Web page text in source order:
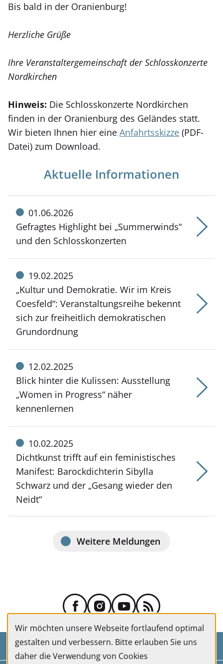
Bis bald in der Oranienburg!
Herzliche Grüße
Ihre Veranstaltergemeinschaft der Schlosskonzerte
Nordkirchen
Hinweis: Die Schlosskonzerte Nordkirchen
finden in der Oranienburg des Geländes statt.
Wir bieten Ihnen hier eine Anfahrtsskizze (PDF-
Datei) zum Download.
Aktuelle Informationen
Meldung
vom:
01.06.2026
Gefragtes Highlight bei „Summerwinds“
und den Schlosskonzerten
Meldung
vom:
19.02.2025
„Kultur und Demokratie. Wir im Kreis
Coesfeld“: Veranstaltungsreihe bekennt
sich zur freiheitlich demokratischen
Grundordnung
Meldung
vom:
12.02.2025
Blick hinter die Kulissen: Ausstellung
„Women in Progress“ näher
kennenlernen
Meldung
vom:
10.02.2025
Dichtkunst trifft auf ein feministisches
Manifest: Barockdichterin Sibylla
Schwarz und der „Gesang wieder den
Neidt“
Weitere Meldungen
Kontakt
Wir möchten unsere Webseite fortlaufend optimal
gestalten und verbessern. Bitte erlauben Sie uns
daher die Verwendung von Cookies